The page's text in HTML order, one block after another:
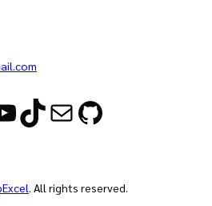
TikTok Mail GitHub
. All rights reserved.